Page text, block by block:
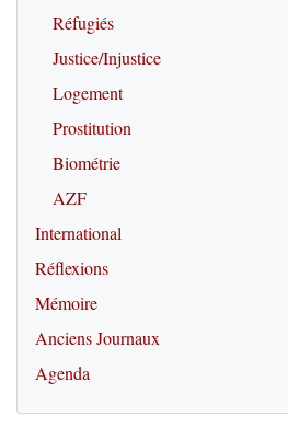
Réfugiés
Justice/Injustice
Logement
Prostitution
Biométrie
AZF
International
Réflexions
Mémoire
Anciens Journaux
Agenda